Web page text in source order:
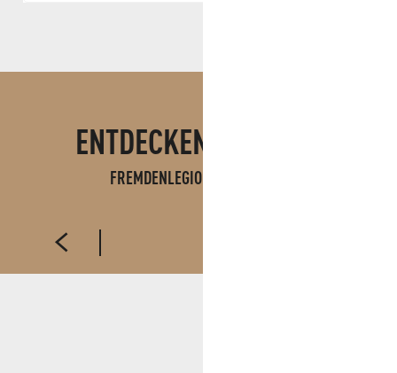
ENTDECKEN SIE AUCH
FREMDENLEGION IN AUBAGNE